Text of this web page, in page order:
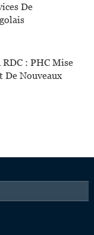
De
: PHC Mise
De Nouveaux